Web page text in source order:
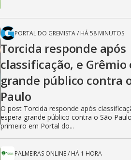
PORTAL DO GREMISTA/ HÁ 58 MINUTOS
Torcida responde após
classificação, e Grêmio
grande público contra
Paulo
O post Torcida responde após
espera grande público contra o São
primeiro em Portal do...
PALMEIRAS ONLINE/ HÁ 1 HORA